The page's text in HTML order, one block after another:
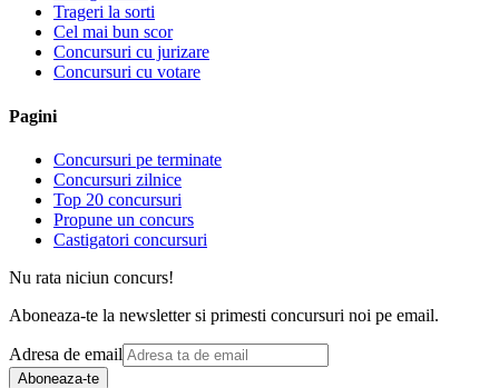
Trageri la sorti
Cel mai bun scor
Concursuri cu jurizare
Concursuri cu votare
Pagini
Concursuri pe terminate
Concursuri zilnice
Top 20 concursuri
Propune un concurs
Castigatori concursuri
Nu rata niciun concurs!
Aboneaza-te la newsletter si primesti concursuri noi pe email.
Adresa de email
Aboneaza-te